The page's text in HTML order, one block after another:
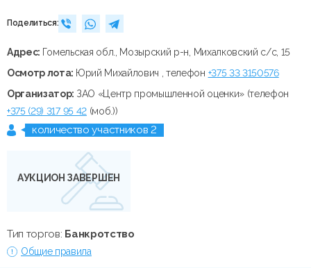
Поделиться:
Адрес: Гомельская обл., Мозырский р-н, Михалковский с/с, 15
Осмотр лота: Юрий Михайлович , телефон +375 33 3150576
Организатор: ЗАО «Центр промышленной оценки» (телефон
+375 (29) 317 95 42(моб.))
количество участников 2
АУКЦИОН ЗАВЕРШЕН
Тип торгов: Банкротство
Общие правила